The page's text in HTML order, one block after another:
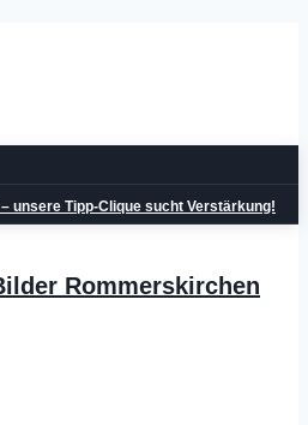
unsere Tipp-Clique sucht Verstärkung!
Rommerskirchen